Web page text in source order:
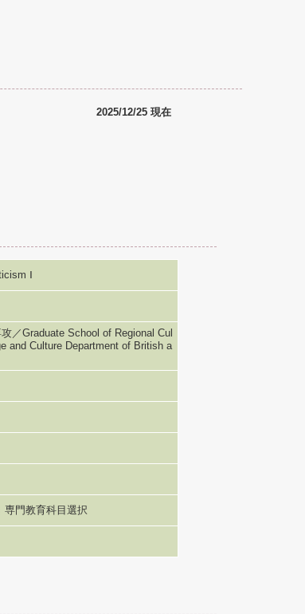
2025/12/25 現在
Ⅰ
／Graduate School of Regional Cul
and Culture Department of British a
門教育科目選択